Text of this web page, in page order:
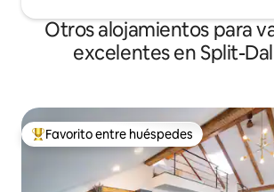
Otros alojamientos para
excelentes en Split-
Favorito entre huéspedes preferido
Favorito entre huéspedes